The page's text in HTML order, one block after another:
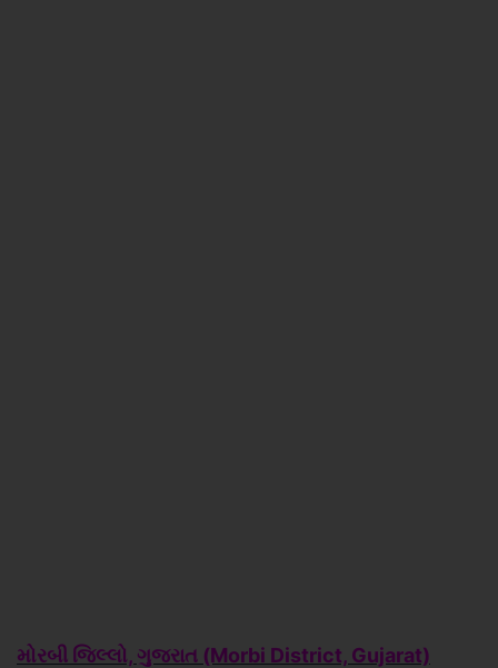
મોરબી જિલ્લો, ગુજરાત (Morbi District, Gujarat)